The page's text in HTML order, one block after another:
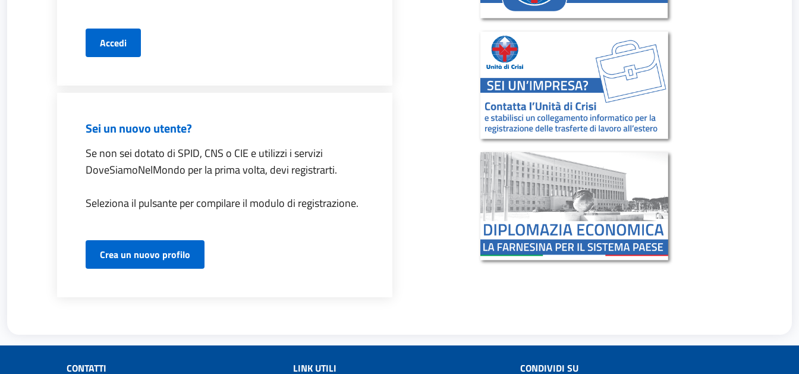
Sei un nuovo utente?
Se non sei dotato di SPID, CNS o CIE e utilizzi i servizi
DoveSiamoNelMondo per la prima volta, devi registrarti.
Seleziona il pulsante per compilare il modulo di registrazione.
Crea un nuovo profilo Lorem ipsum dolor sit amet, consectetur adipiscing elit, sed do eiusmod tempor…
CONTATTI LINK UTILI CONDIVIDI SU